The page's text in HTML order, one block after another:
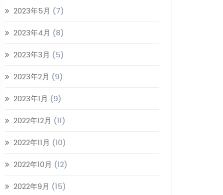
2023年5月 (7)
2023年4月 (8)
2023年3月 (5)
2023年2月 (9)
2023年1月 (9)
2022年12月 (11)
2022年11月 (10)
2022年10月 (12)
2022年9月 (15)